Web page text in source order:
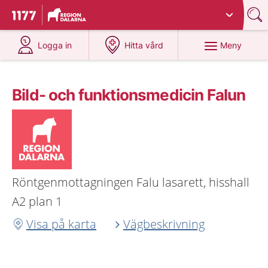
Till startsidan för 1177
Du har valt region
Logga in
på 1177.se
Hitta vård
på 1177.se
Meny
Bild- och funktionsmedicin Falun
Röntgenmottagningen Falu lasarett, hisshall
A2 plan 1
Visa på karta
Vägbeskrivning